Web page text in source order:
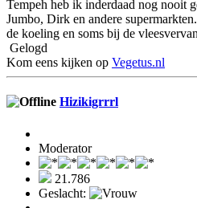
Tempeh heb ik inderdaad nog nooit
Jumbo, Dirk en andere
de koeling en soms bij de
Gelogd
Kom eens kijken op Vegetus.nl
Hizikigrrrl
Moderator
21.786
Geslacht: